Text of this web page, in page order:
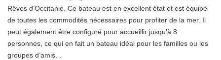
Rêves d’Occitanie. Ce bateau est en excellent état et est équipé
de toutes les commodités nécessaires pour profiter de la mer. Il
peut également être configuré pour accueillir jusqu’à 8
personnes, ce qui en fait un bateau idéal pour les familles ou les
groupes d’amis. .